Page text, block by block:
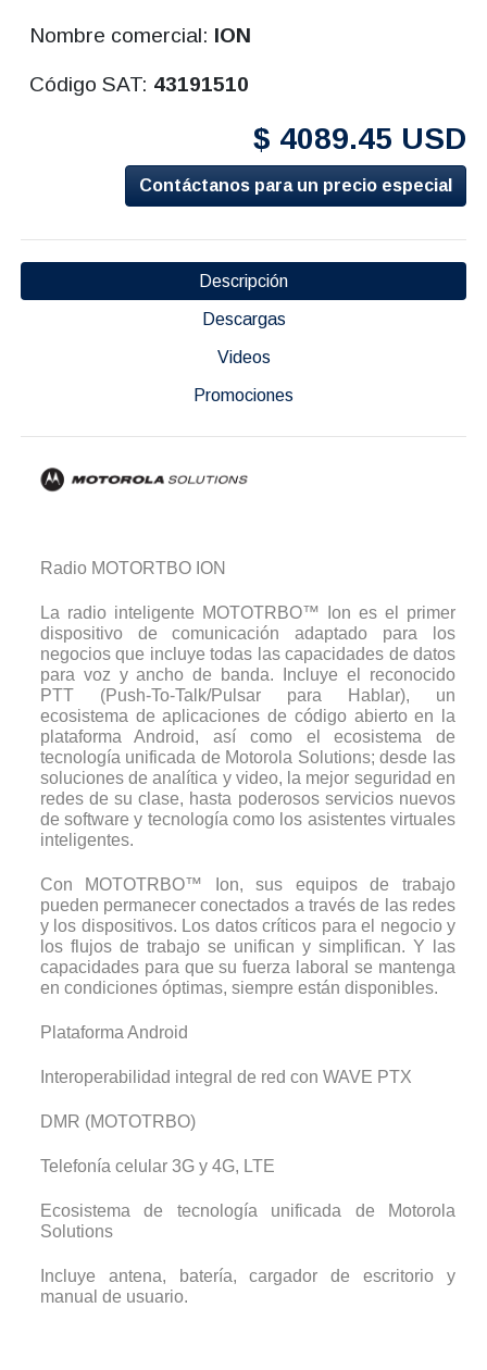
Nombre comercial: ION
Código SAT: 43191510
$ 4089.45 USD
Contáctanos para un precio especial
Descripción
Descargas
Videos
Promociones
Radio MOTORTBO ION
La radio inteligente MOTOTRBO™ Ion es el primer
dispositivo de comunicación adaptado para los
negocios que incluye todas las capacidades de datos
para voz y ancho de banda. Incluye el reconocido
PTT (Push-To-Talk/Pulsar para Hablar), un
ecosistema de aplicaciones de código abierto en la
plataforma Android, así como el ecosistema de
tecnología unificada de Motorola Solutions; desde las
soluciones de analítica y video, la mejor seguridad en
redes de su clase, hasta poderosos servicios nuevos
de software y tecnología como los asistentes virtuales
inteligentes.
Con MOTOTRBO™ Ion, sus equipos de trabajo
pueden permanecer conectados a través de las redes
y los dispositivos. Los datos críticos para el negocio y
los flujos de trabajo se unifican y simplifican. Y las
capacidades para que su fuerza laboral se mantenga
en condiciones óptimas, siempre están disponibles.
Plataforma Android
Interoperabilidad integral de red con WAVE PTX
DMR (MOTOTRBO)
Telefonía celular 3G y 4G, LTE
Ecosistema de tecnología unificada de Motorola
Solutions
Incluye antena, batería, cargador de escritorio y
manual de usuario.